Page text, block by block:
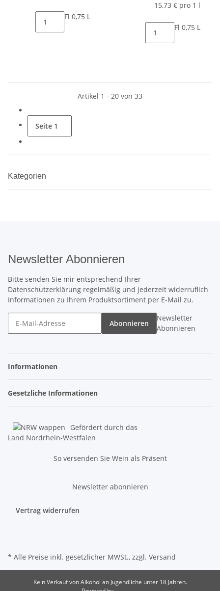
Fl 0,75 L
15,73 € pro 1 l
Fl 0,75 L
Artikel 1 - 20 von 33
Seite 1
Kategorien
Newsletter Abonnieren
Bitte senden Sie mir entsprechend Ihrer
Datenschutzerklärung regelmäßig und jederzeit widerruflich
Informationen zu Ihrem Produktsortiment per E-Mail zu.
Abonnieren
Newsletter
Abonnieren
Informationen
Gesetzliche Informationen
Gefördert durch das
Land Nordrhein-Westfalen
So versenden Sie Wein als Präsent
Newsletter abonnieren
Vertrag widerrufen
* Alle Preise inkl. gesetzlicher MWSt., zzgl. Versand
Kein Verkauf von Alkohol an Jugendliche unter 18 Jahren.